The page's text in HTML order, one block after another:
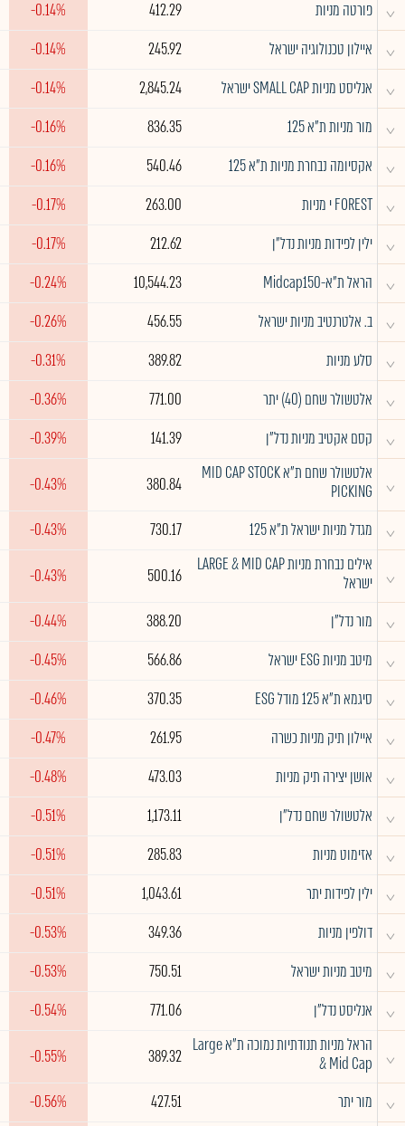
^ פורטה מניות 412.29
-0.14%
^ איילון טכנולוגיה ישראל 245.92
-0.14%
^ אנליסט מניות SMALL CAP ישראל 2,845.24
-0.14%
^ מור מניות ת"א 125 836.35
-0.16%
^ אקסיומה נבחרת מניות ת"א 125 540.46
-0.16%
^ FOREST י מניות 263.00
-0.17%
^ ילין לפידות מניות נדל"ן 212.62
-0.17%
^ הראל ת"א-Midcap150 10,544.23
-0.24%
^ ב. אלטרנטיב מניות ישראל 456.55
-0.26%
^ סלע מניות 389.82
-0.31%
^ אלטשולר שחם (40) יתר 771.00
-0.36%
^ קסם אקטיב מניות נדל"ן 141.39
-0.39%
^
אלטשולר שחם ת"א MID CAP STOCK
PICKING
380.84
-0.43%
^ מגדל מניות ישראל ת"א 125 730.17
-0.43%
^
אילים נבחרת מניות LARGE & MID CAP
ישראל
500.16
-0.43%
^ מור נדל"ן 388.20
-0.44%
^ מיטב מניות ESG ישראל 566.86
-0.45%
^ סיגמא ת"א 125 מודל ESG 370.35
-0.46%
^ איילון תיק מניות כשרה 261.95
-0.47%
^ אושן יצירה תיק מניות 473.03
-0.48%
^ אלטשולר שחם נדל"ן 1,173.11
-0.51%
^ אזימוט מניות 285.83
-0.51%
^ ילין לפידות יתר 1,043.61
-0.51%
^ דולפין מניות 349.36
-0.53%
^ מיטב מניות ישראל 750.51
-0.53%
^ אנליסט נדל"ן 771.06
-0.54%
^
הראל מניות תנודתיות נמוכה ת"א Large
& Mid Cap
389.32
-0.55%
^ מור יתר 427.51
-0.56%